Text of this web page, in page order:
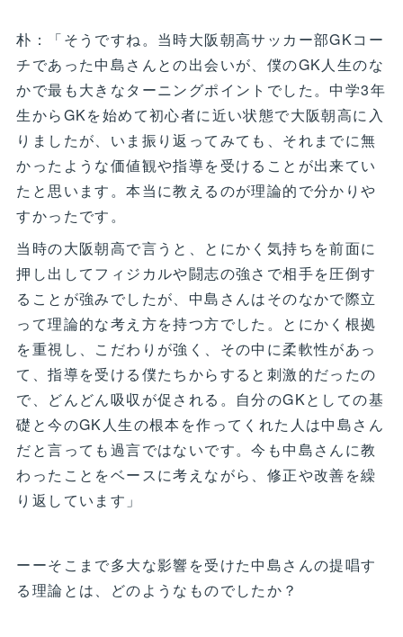
朴：「そうですね。当時大阪朝高サッカー部GKコー
チであった中島さんとの出会いが、僕のGK人生のな
かで最も大きなターニングポイントでした。中学3年
生からGKを始めて初心者に近い状態で大阪朝高に入
りましたが、いま振り返ってみても、それまでに無
かったような価値観や指導を受けることが出来てい
たと思います。本当に教えるのが理論的で分かりや
すかったです。
当時の大阪朝高で言うと、とにかく気持ちを前面に
押し出してフィジカルや闘志の強さで相手を圧倒す
ることが強みでしたが、中島さんはそのなかで際立
って理論的な考え方を持つ方でした。とにかく根拠
を重視し、こだわりが強く、その中に柔軟性があっ
て、指導を受ける僕たちからすると刺激的だったの
で、どんどん吸収が促される。自分のGKとしての基
礎と今のGK人生の根本を作ってくれた人は中島さん
だと言っても過言ではないです。今も中島さんに教
わったことをベースに考えながら、修正や改善を繰
り返しています」
ーーそこまで多大な影響を受けた中島さんの提唱す
る理論とは、どのようなものでしたか？